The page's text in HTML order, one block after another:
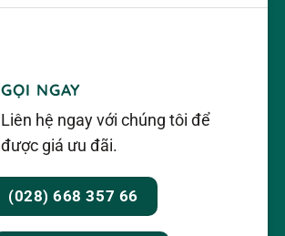
GỌI NGAY
Liên hệ ngay với chúng tôi để
được giá ưu đãi.
(028) 668 357 66